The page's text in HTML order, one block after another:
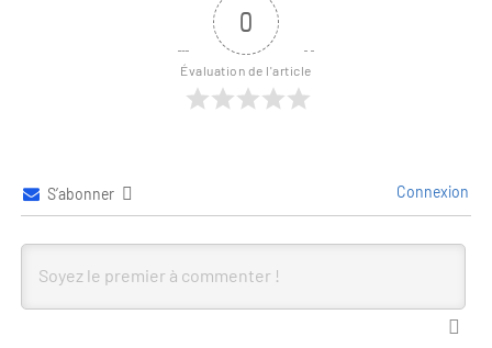
0
Évaluation de l'article
S’abonner Connexion